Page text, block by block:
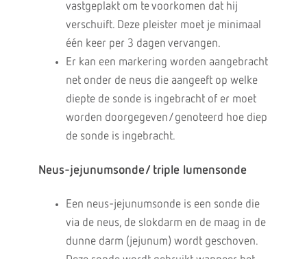
vastgeplakt om te voorkomen dat hij
verschuift. Deze pleister moet je minimaal
één keer per 3 dagen vervangen.
Er kan een markering worden aangebracht
net onder de neus die aangeeft op welke
diepte de sonde is ingebracht of er moet
worden doorgegeven/genoteerd hoe diep
de sonde is ingebracht.
Neus-jejunumsonde/ triple lumensonde
Een neus-jejunumsonde is een sonde die
via de neus, de slokdarm en de maag in de
dunne darm (jejunum) wordt geschoven.